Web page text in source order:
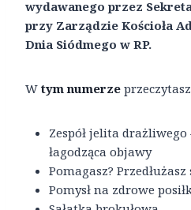
wydawanego przez
przy Zarządzie Kościoła
Dnia Siódmego w RP.
Wtym numerze
Zespół jelita drażliwego
łagodząca objawy
Pomagasz?
Pomysł na zdrowe